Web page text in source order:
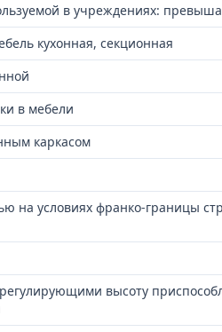
в учреждениях:
кухонная, секционная
в мебели
каркасом
на условиях франко-границы
высоту